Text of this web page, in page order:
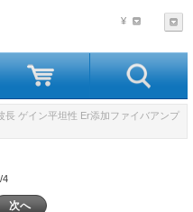
¥
長 ゲイン平坦性 Er添加ファイバアンプ
4
次へ